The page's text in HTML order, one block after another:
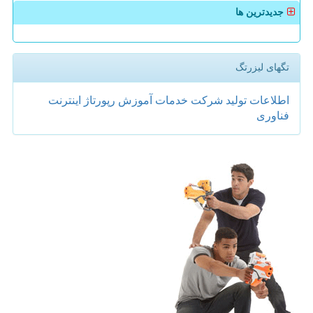
جدیدترین ها
تگهای لیزرتگ
اطلاعات تولید شركت خدمات آموزش رپورتاژ
اینترنت
فناوری